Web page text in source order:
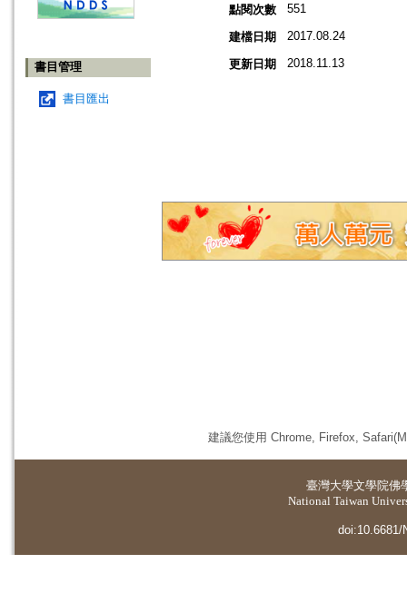
書目管理
書目匯出
點閱次數
551
建檔日期 2017.08.24
更新日期 2018.11.13
建議您使用 Chrome, Firefox,
臺灣大學文學院佛
National Taiwan
doi:10.6681/